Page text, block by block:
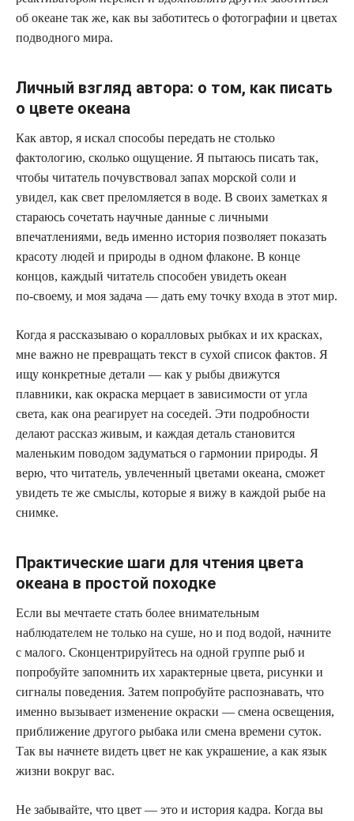
об океане так же, как вы заботитесь о фотографии и цветах
подводного мира.
Личный взгляд автора: о том, как писать
о цвете океана
Как автор, я искал способы передать не столько
фактологию, сколько ощущение. Я пытаюсь писать так,
чтобы читатель почувствовал запах морской соли и
увидел, как свет преломляется в воде. В своих заметках я
стараюсь сочетать научные данные с личными
впечатлениями, ведь именно история позволяет показать
красоту людей и природы в одном флаконе. В конце
концов, каждый читатель способен увидеть океан
по‑своему, и моя задача — дать ему точку входа в этот мир.
Когда я рассказываю о коралловых рыбках и их красках,
мне важно не превращать текст в сухой список фактов. Я
ищу конкретные детали — как у рыбы движутся
плавники, как окраска мерцает в зависимости от угла
света, как она реагирует на соседей. Эти подробности
делают рассказ живым, и каждая деталь становится
маленьким поводом задуматься о гармонии природы. Я
верю, что читатель, увлеченный цветами океана, сможет
увидеть те же смыслы, которые я вижу в каждой рыбе на
снимке.
Практические шаги для чтения цвета
океана в простой походке
Если вы мечтаете стать более внимательным
наблюдателем не только на суше, но и под водой, начните
с малого. Сконцентрируйтесь на одной группе рыб и
попробуйте запомнить их характерные цвета, рисунки и
сигналы поведения. Затем попробуйте распознавать, что
именно вызывает изменение окраски — смена освещения,
приближение другого рыбака или смена времени суток.
Так вы начнете видеть цвет не как украшение, а как язык
жизни вокруг вас.
Не забывайте, что цвет — это и история кадра. Когда вы